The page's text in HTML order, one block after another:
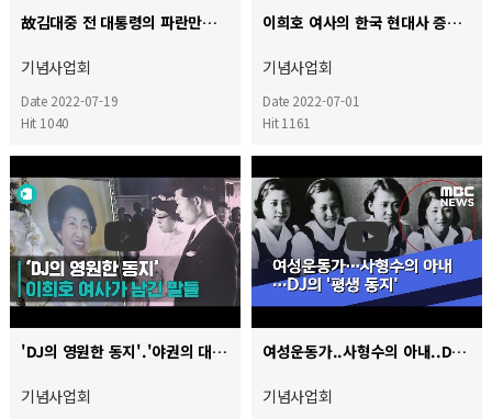
故김대중 전 대통령의 파란만장한 일대기를 '15분'으로 정리해 보았습니다
기념사업회
Date 2022-07-19
Hit 1040
이희호 여사의 한국 현대사 증언 TV자서전-이희호의 동행 1부
기념사업회
Date 2022-07-01
Hit 1161
'DJ의 영원한 동지'.'야권의 대모'이희호 여사가 한국 정치사에 남긴 말들
기념사업회
여성운동가..사형수의 아내..DJ의 '평생 동지'
기념사업회